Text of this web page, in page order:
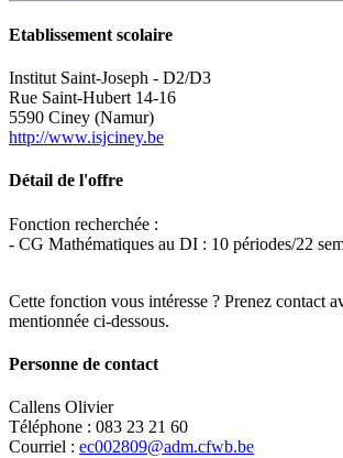
Etablissement scolaire
Institut Saint-Joseph - D2/D3
Rue Saint-Hubert 14-16
5590 Ciney (Namur)
http://www.isjciney.be
Détail de l'offre
Fonction recherchée :
- CG Mathématiques au DI : 10 périodes/22
Cette fonction vous intéresse ? Prenez contact
mentionnée ci-dessous.
Personne de contact
Callens Olivier
Téléphone : 083 23 21 60
Courriel : ec002809@adm.cfwb.be